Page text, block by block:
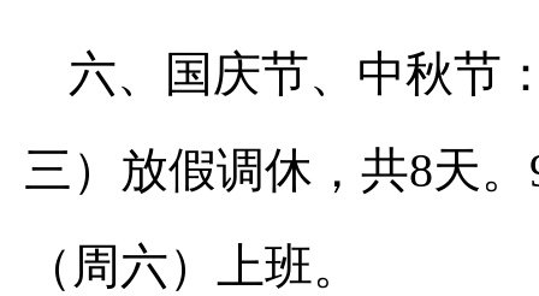
六、国庆节、中秋节
三）放假调休，共8天
（周六）上班。